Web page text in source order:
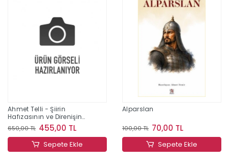
Ahmet Telli - Şiirin
Hafızasının ve Direnişin
İzinde Bir Yaşam
650,00 TL 455,00 TL
Sepete Ekle
Alparslan
100,00 TL 70,00 TL
Sepete Ekle